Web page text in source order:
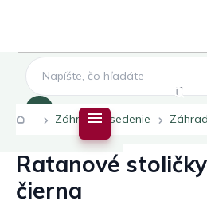
DomovZáhradné sedenie
Ratanové
čierna